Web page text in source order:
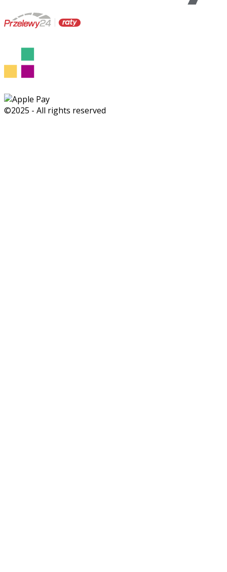
©2025 - All rights reserved